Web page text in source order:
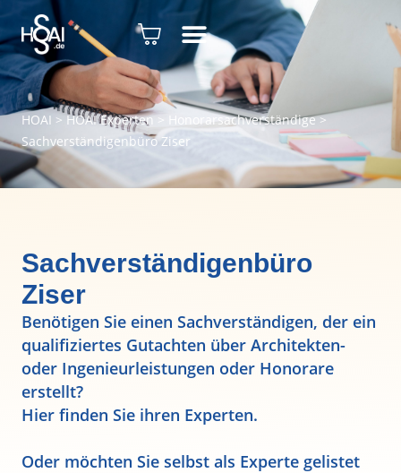
HOAI > HOAI Experten> Honorarsachverständige>
Sachverständigenbüro Ziser
Sachverständigenbüro
Ziser
Benötigen Sie einen Sachverständigen, der ein
qualifiziertes Gutachten über Architekten-
oder Ingenieurleistungen oder Honorare
erstellt?
Hier finden Sie ihren Experten.
Oder möchten Sie selbst als Experte gelistet